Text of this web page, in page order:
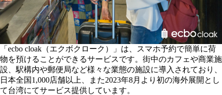
「ecbo cloak（エクボクローク）」は、スマホ予約で簡単に荷
物を預けることができるサービスです。街中のカフェや商業施
設、駅構内や郵便局など様々な業態の施設に導入されており、
日本全国1,000店舗以上、また2023年8月より初の海外展開とし
て台湾にてサービス提供しています。